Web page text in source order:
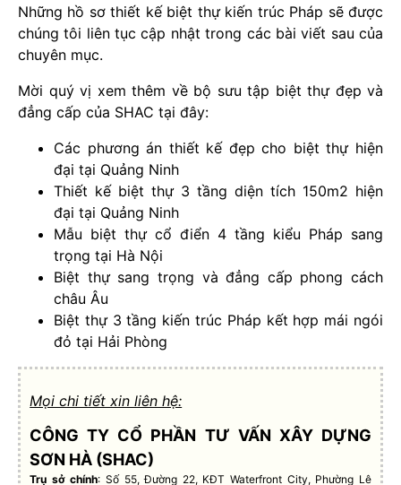
Những hồ sơ thiết kế biệt thự kiến trúc Pháp sẽ được
chúng tôi liên tục cập nhật trong các bài viết sau của
chuyên mục.
Mời quý vị xem thêm về bộ sưu tập biệt thự đẹp và
đẳng cấp của SHAC tại đây:
Các phương án thiết kế đẹp cho biệt thự hiện
đại tại Quảng Ninh
Thiết kế biệt thự 3 tầng diện tích 150m2 hiện
đại tại Quảng Ninh
Mẫu biệt thự cổ điển 4 tầng kiểu Pháp sang
trọng tại Hà Nội
Biệt thự sang trọng và đẳng cấp phong cách
châu Âu
Biệt thự 3 tầng kiến trúc Pháp kết hợp mái ngói
đỏ tại Hải Phòng
Mọi chi tiết xin liên hệ:
CÔNG TY CỔ PHẦN TƯ VẤN XÂY DỰNG
SƠN HÀ (SHAC)
Trụ sở chính: Số 55, Đường 22, KĐT Waterfront City, Phường Lê